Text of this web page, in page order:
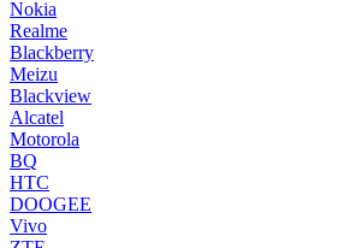
Nokia
Realme
Blackberry
Meizu
Blackview
Alcatel
Motorola
BQ
HTC
DOOGEE
Vivo